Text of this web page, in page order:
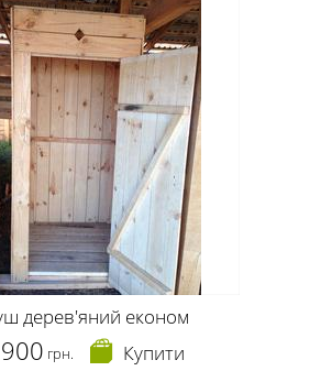
дерев'яний економ
грн.
Купити